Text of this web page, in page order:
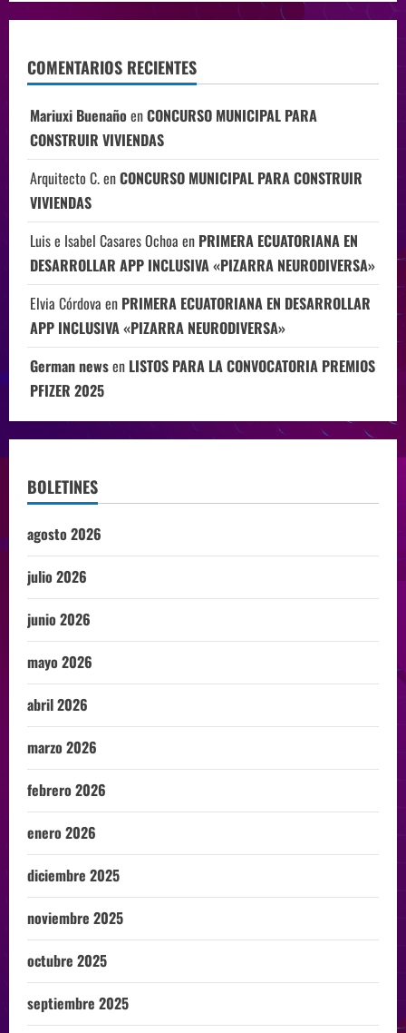
COMENTARIOS RECIENTES
Mariuxi Buenaño enCONCURSO MUNICIPAL PARA
CONSTRUIR VIVIENDAS
Arquitecto C.enCONCURSO MUNICIPAL PARA CONSTRUIR
VIVIENDAS
Luis e Isabel Casares Ochoa en PRIMERA ECUATORIANA EN
DESARROLLAR APP INCLUSIVA «PIZARRA NEURODIVERSA»
Elvia Córdova en PRIMERA ECUATORIANA EN DESARROLLAR
APP INCLUSIVA «PIZARRA NEURODIVERSA»
German newsen LISTOS PARA LA CONVOCATORIA PREMIOS
PFIZER 2025
BOLETINES
agosto 2026
julio 2026
junio 2026
mayo 2026
abril 2026
marzo 2026
febrero 2026
enero 2026
diciembre 2025
noviembre 2025
octubre 2025
septiembre 2025